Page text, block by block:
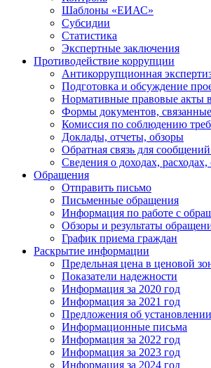
Шаблоны «ЕИАС»
Субсидии
Статистика
Экспертные заключения
Противодействие коррупции
Антикоррупционная
Подготовка и обсуждение
Нормативные правовые акты
Формы документов,
Комиссия по соблюдению
Доклады, отчеты, обзоры
Обратная связь для
Сведения о доходах,
Обращения
Отправить письмо
Письменные обращения
Информация по работе с
Обзоры и результаты
График приема граждан
Раскрытие информации
Предельная цена в ценовой
Показатели надежности
Информация за 2020 год
Информация за 2021 год
Предложения об
Информационные письма
Информация за 2022 год
Информация за 2023 год
Информация за 2024 год